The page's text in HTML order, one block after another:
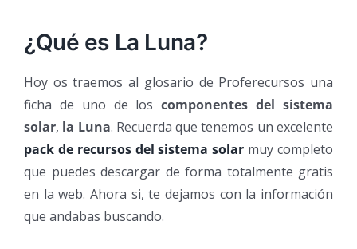
¿Qué es La Luna?
Hoy os traemos al glosario de Proferecursos una
ficha de uno de loscomponentes del sistema
solar, la Luna. Recuerda que tenemos un excelente
pack de recursos del sistema solar muy completo
que puedes descargar de forma totalmente gratis
en la web. Ahora si, te dejamos con la información
que andabas buscando.